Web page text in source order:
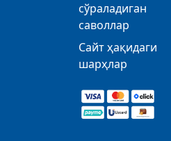
сўраладиган
саволлар
Сайт ҳақидаги
шарҳлар